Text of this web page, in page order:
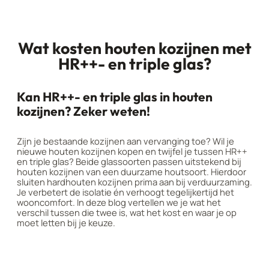
Wat kosten houten kozijnen met
HR++- en triple glas?
Kan HR++- en triple glas in houten
kozijnen? Zeker weten!
Zijn je bestaande kozijnen aan vervanging toe? Wil je
nieuwe houten kozijnen kopen en twijfel je tussen HR++
en triple glas? Beide glassoorten passen uitstekend bij
houten kozijnen van een duurzame houtsoort. Hierdoor
sluiten hardhouten kozijnen prima aan bij verduurzaming.
Je verbetert de isolatie én verhoogt tegelijkertijd het
wooncomfort. In deze blog vertellen we je wat het
verschil tussen die twee is, wat het kost en waar je op
moet letten bij je keuze.